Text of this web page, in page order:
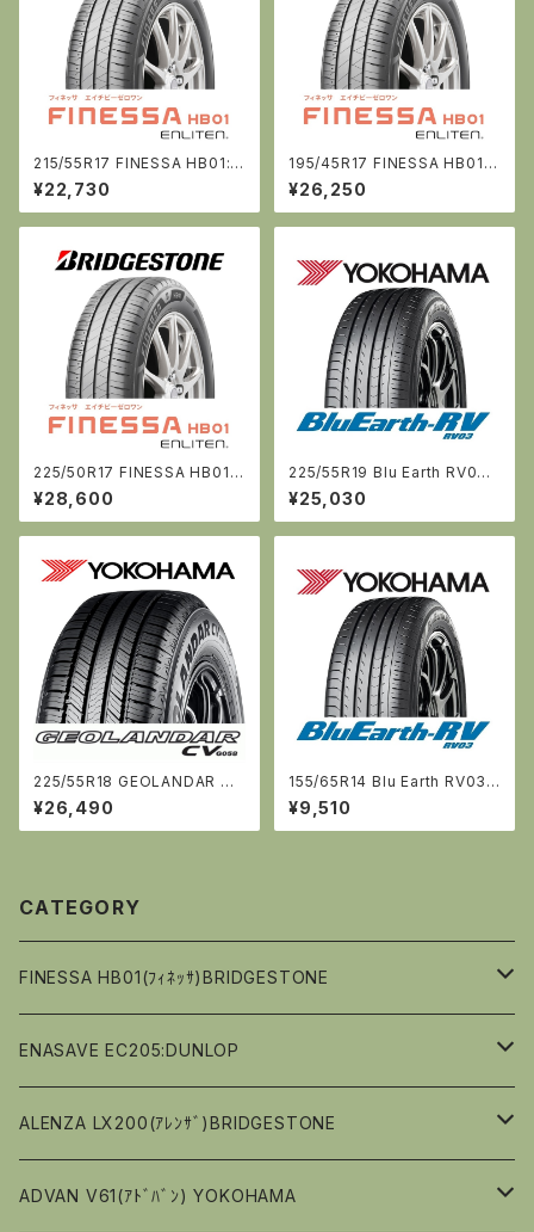
215/55R17 FINESSA HB01:ブ
リヂストン
¥22,730
195/45R17 FINESSA HB01:
ブリヂストン
¥26,250
225/50R17 FINESSA HB01:
ブリヂストン
¥28,600
225/55R19 Blu Earth RV03
[ヨコハマ]
¥25,030
225/55R18 GEOLANDAR CV
G058《ｼﾞｵﾗﾝﾀﾞｰ》 [ﾖｺﾊﾏ]
¥26,490
155/65R14 Blu Earth RV03
[ヨコハマ]
¥9,510
CATEGORY
FINESSA HB01(ﾌｨﾈｯｻ)BRIDGESTONE
14ｲﾝﾁ
偏平率（％）７０
偏平率（％）６５
15ｲﾝﾁ
偏平率（％）６５
16ｲﾝﾁ
ENASAVE EC205:DUNLOP
13ｲﾝﾁ
偏平率（％）80
14ｲﾝﾁ
ALENZA LX200(ｱﾚﾝｻﾞ)BRIDGESTONE
16ｲﾝﾁ
ADVAN V61(ｱﾄﾞﾊﾞﾝ) YOKOHAMA